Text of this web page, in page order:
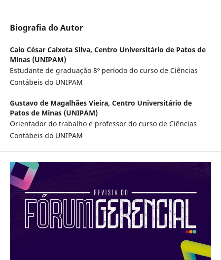
Biografia do Autor
Caio César Caixeta Silva, Centro Universitário de Patos de
Minas (UNIPAM)
Estudante de graduação 8º período do curso de Ciências
Contábeis do UNIPAM
Gustavo de Magalhães Vieira, Centro Universitário de
Patos de Minas (UNIPAM)
Orientador do trabalho e professor do curso de Ciências
Contábeis do UNIPAM